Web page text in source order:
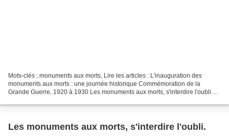
Mots-clés ; monuments aux morts, Lire les articles : L'inauguration des
monuments aux morts : une journée historique Commémoration de la
Grande Guerre, 1920 à 1930 Les monuments aux morts, s'interdire l'oubli.
Les monuments aux morts, s'interdire l'oubli.